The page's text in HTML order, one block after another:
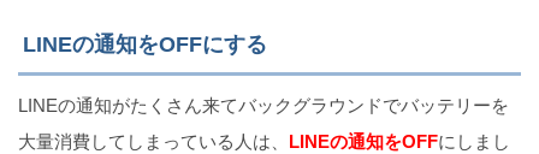
LINEの通知をOFFにする
LINEの通知がたくさん来てバックグラウンドでバッテリーを
大量消費してしまっている人は、 LINEの通知をOFFにしまし